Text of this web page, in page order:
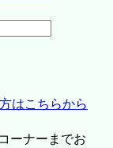
はこちらから
ーナーまでお